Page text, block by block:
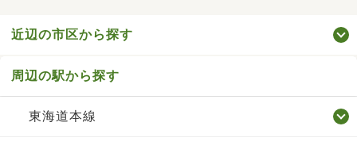
近辺の市区から探す
周辺の駅から探す
東海道本線